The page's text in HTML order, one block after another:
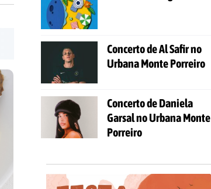
Concerto de Al Safir no
Urbana Monte Porreiro
Concerto de Daniela
Garsal no Urbana Monte
Porreiro